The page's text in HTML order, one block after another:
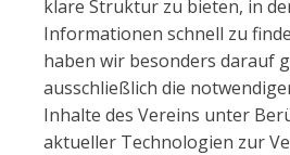
klare Struktur zu bieten, in
Informationen schnell zu
haben wir besonders darauf
ausschließlich die
Inhalte des Vereins unter
aktueller Technologien zur